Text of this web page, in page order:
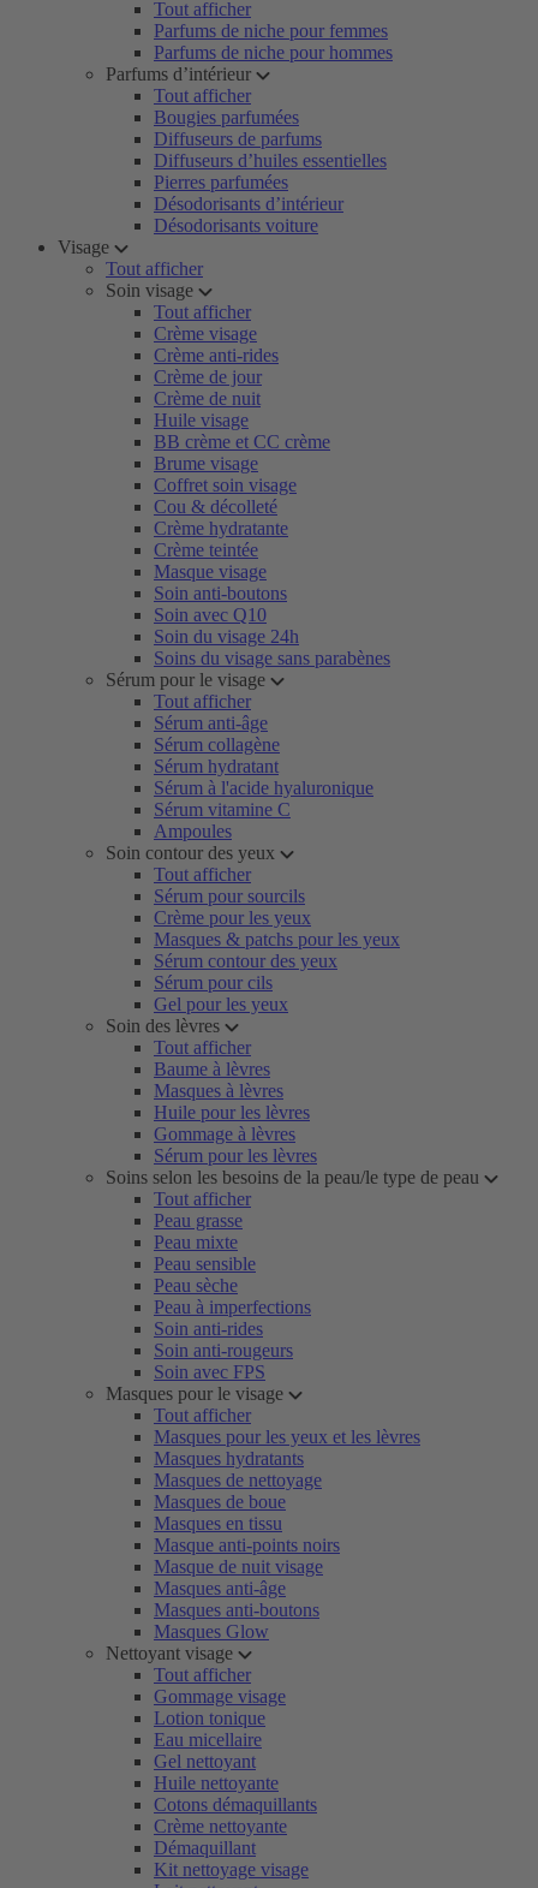
Tout afficher
Parfums de niche pour femmes
Parfums de niche pour hommes
Parfums d’intérieur
Tout afficher
Bougies parfumées
Diffuseurs de parfums
Diffuseurs d’huiles essentielles
Pierres parfumées
Désodorisants d’intérieur
Désodorisants voiture
Visage
Tout afficher
Soin visage
Tout afficher
Crème visage
Crème anti-rides
Crème de jour
Crème de nuit
Huile visage
BB crème et CC crème
Brume visage
Coffret soin visage
Cou & décolleté
Crème hydratante
Crème teintée
Masque visage
Soin anti-boutons
Soin avec Q10
Soin du visage 24h
Soins du visage sans parabènes
Sérum pour le visage
Tout afficher
Sérum anti-âge
Sérum collagène
Sérum hydratant
Sérum à l'acide hyaluronique
Sérum vitamine C
Ampoules
Soin contour des yeux
Tout afficher
Sérum pour sourcils
Crème pour les yeux
Masques & patchs pour les yeux
Sérum contour des yeux
Sérum pour cils
Gel pour les yeux
Soin des lèvres
Tout afficher
Baume à lèvres
Masques à lèvres
Huile pour les lèvres
Gommage à lèvres
Sérum pour les lèvres
Soins selon les besoins de la peau/le type de peau
Tout afficher
Peau grasse
Peau mixte
Peau sensible
Peau sèche
Peau à imperfections
Soin anti-rides
Soin anti-rougeurs
Soin avec FPS
Masques pour le visage
Tout afficher
Masques pour les yeux et les lèvres
Masques hydratants
Masques de nettoyage
Masques de boue
Masques en tissu
Masque anti-points noirs
Masque de nuit visage
Masques anti-âge
Masques anti-boutons
Masques Glow
Nettoyant visage
Tout afficher
Gommage visage
Lotion tonique
Eau micellaire
Gel nettoyant
Huile nettoyante
Cotons démaquillants
Crème nettoyante
Démaquillant
Kit nettoyage visage